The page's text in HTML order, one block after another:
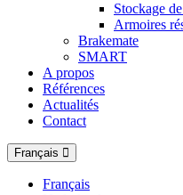
Stockage
Armoires
Brakemate
SMART
A propos
Références
Actualités
Contact
Français
Français